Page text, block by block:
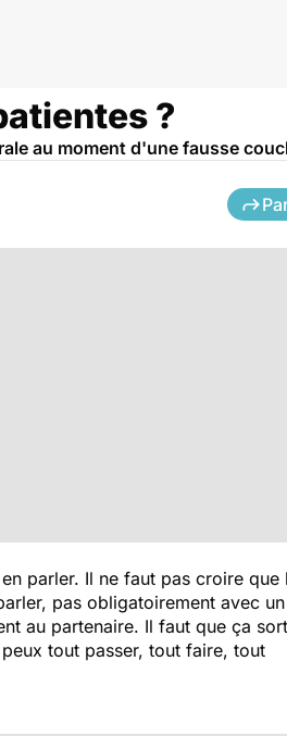
?
au moment d'une fausse
parler. Il ne faut pas croire que
pas obligatoirement avec
au partenaire. Il faut que ça
tout passer, tout faire, tout